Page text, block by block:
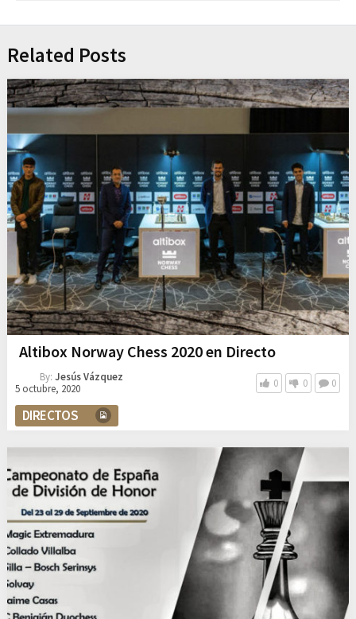
Related Posts
Altibox Norway Chess 2020 en Directo
By: Jesús Vázquez
5 octubre, 2020
0 0 0
DIRECTOS